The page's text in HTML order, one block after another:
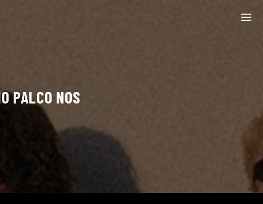
PALCO NOS